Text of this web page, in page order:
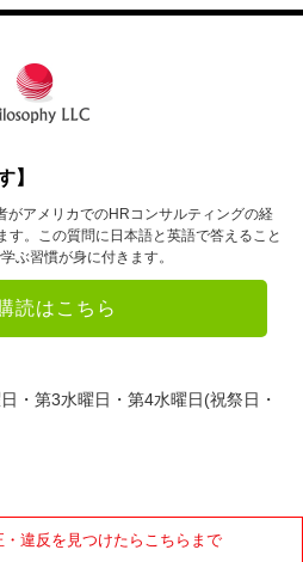
】
アメリカでのHRコンサルティングの経
す。この質問に日本語と英語で答えること
ぶ習慣が身に付きます。
読はこちら
・第3水曜日・第4水曜日(祝祭日・
違反を見つけたらこちらまで